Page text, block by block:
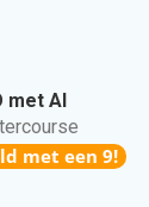
met AI
met een 9!